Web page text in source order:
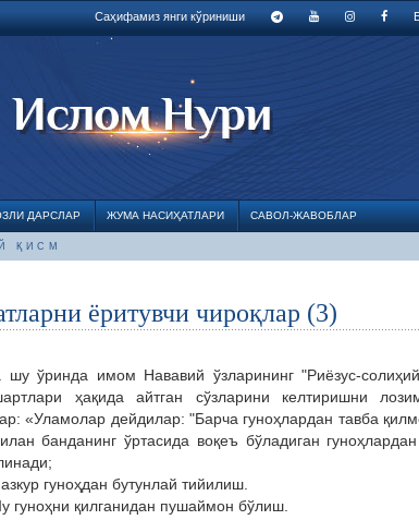
Саҳифамиз янги кўриниши
ДАРСЛАР ЖУМА НАСИҲАТЛАРИ САВОЛ-ЖАВОБЛАР
ҚИСМ
ёритувчи чироқлар (3)
шу ўринда имом Нававий ўзларининг "Риёзус-
ҳақида айтган сўзларини келтиришни
«Уламолар дейдилар: "Барча гуноҳлардан тавба
банданинг ўртасида воқеъ бўладиган
гуноҳдан бутунлай тийилиш.
гуноҳни қилганидан пушаймон бўлиш.